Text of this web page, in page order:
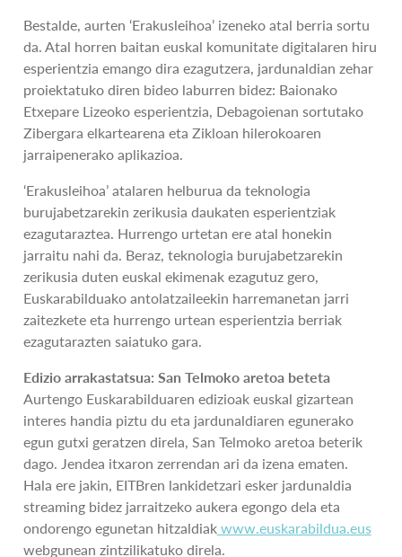
Bestalde, aurten ‘Erakusleihoa’ izeneko atal berria sortu
da. Atal horren baitan euskal komunitate digitalaren hiru
esperientzia emango dira ezagutzera, jardunaldian zehar
proiektatuko diren bideo laburren bidez: Baionako
Etxepare Lizeoko esperientzia, Debagoienan sortutako
Zibergara elkartearena eta Zikloan hilerokoaren
jarraipenerako aplikazioa.
‘Erakusleihoa’ atalaren helburua da teknologia
burujabetzarekin zerikusia daukaten esperientziak
ezagutaraztea. Hurrengo urtetan ere atal honekin
jarraitu nahi da. Beraz, teknologia burujabetzarekin
zerikusia duten euskal ekimenak ezagutuz gero,
Euskarabilduako antolatzaileekin harremanetan jarri
zaitezkete eta hurrengo urtean esperientzia berriak
ezagutarazten saiatuko gara.
Edizio arrakastatsua: San Telmoko aretoa beteta
Aurtengo Euskarabilduaren edizioak euskal gizartean
interes handia piztu du eta jardunaldiaren egunerako
egun gutxi geratzen direla, San Telmoko aretoa beterik
dago. Jendea itxaron zerrendan ari da izena ematen.
Hala ere jakin, EITBren lankidetzari esker jardunaldia
streaming bidez jarraitzeko aukera egongo dela eta
ondorengo egunetan hitzaldiakwww.euskarabildua.eus
webgunean zintzilikatuko direla.